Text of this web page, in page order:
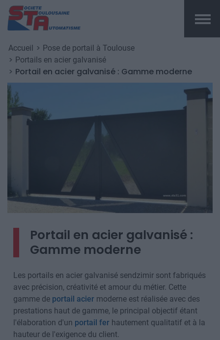
Aller au contenu principal
Fil d'Ariane
Accueil
Pose de portail à Toulouse
Portails en acier galvanisé
Portail en acier galvanisé : Gamme moderne
Portail en acier galvanisé :
Gamme moderne
Les portails en acier galvanisé sendzimir sont fabriqués
avec précision, créativité et amour du métier. Cette
gamme de portail acier moderne est réalisée avec des
prestations haut de gamme, le principal objectif étant
l'élaboration d'un portail fer hautement qualitatif et à la
hauteur de l'exigence du client.